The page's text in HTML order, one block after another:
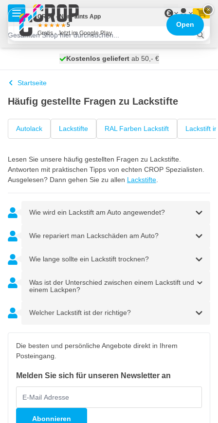
Zum Inhalt springen
€
morgen versendet
Kostenlos geliefertab 50,- €
100 Tage
Startseite
Häufig gestellte Fragen zu Lackstifte
Autolack Lackstifte RAL Farben Lackstift Lackstift
Lesen Sie unsere häufig gestellten Fragen zu Lackstifte.
Antworten mit praktischen Tipps von echten CROP Spezialisten.
Ausgelesen? Dann gehen Sie zu allen Lackstifte
Wie wird ein Lackstift am Auto angewendet?
Wie repariert man Lackschäden am Auto?
Wie lange sollte ein Lackstift trocknen?
Was ist der Unterschied zwischen einem Lackstift und
einem Lackpen?
Welcher Lackstift ist der richtige?
Die besten und persönliche Angebote direkt in Ihrem
Posteingang.
Melden Sie sich für unseren Newsletter an
Abonnieren
×
CROP - NonPaints App
5
Gratis - Jetzt im Google Play
Open